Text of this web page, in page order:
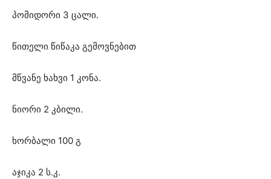
პომიდორი 3 ცალი.
წითელი წიწაკა გემოვნებით
მწვანე ხახვი 1 კონა.
ნიორი 2 კბილი.
ხორბალი 100 გ
აჯიკა 2 ს.კ.